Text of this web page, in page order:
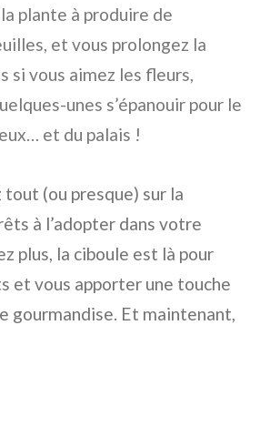
plante à produire de
et vous prolongez la
si vous aimez les fleurs,
unes s’épanouir pour le
et du palais !
tout (ou presque) sur la
à l’adopter dans votre
plus, la ciboule est là pour
et vous apporter une touche
gourmandise. Et maintenant,